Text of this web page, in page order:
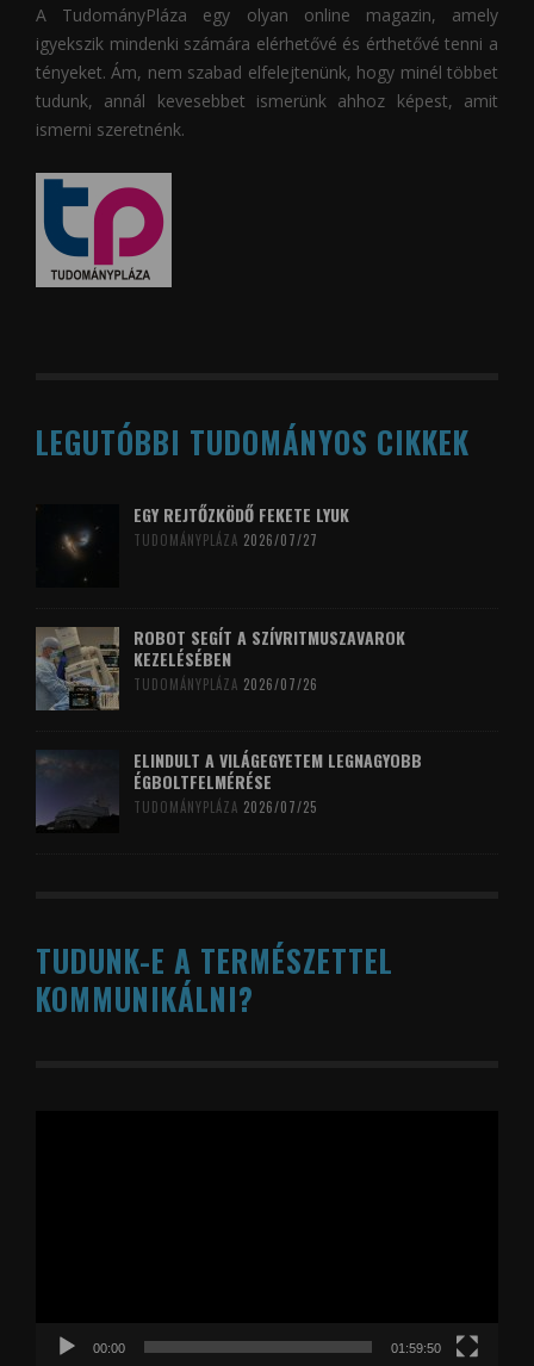
A TudományPláza egy olyan online magazin, amely
igyekszik mindenki számára elérhetővé és érthetővé tenni a
tényeket. Ám, nem szabad elfelejtenünk, hogy minél többet
tudunk, annál kevesebbet ismerünk ahhoz képest, amit
ismerni szeretnénk.
LEGUTÓBBI TUDOMÁNYOS CIKKEK
EGY REJTŐZKÖDŐ FEKETE LYUK
TUDOMÁNYPLÁZA 2026/07/27
ROBOT SEGÍT A SZÍVRITMUSZAVAROK
KEZELÉSÉBEN
TUDOMÁNYPLÁZA 2026/07/26
ELINDULT A VILÁGEGYETEM LEGNAGYOBB
ÉGBOLTFELMÉRÉSE
TUDOMÁNYPLÁZA 2026/07/25
TUDUNK-E A TERMÉSZETTEL
KOMMUNIKÁLNI?
00:00 01:59:50